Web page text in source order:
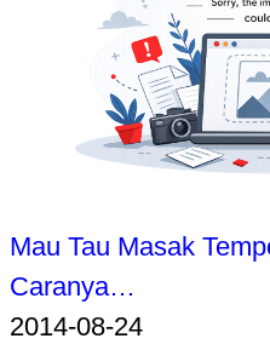
Mau Tau Masak
Caranya…
2014-08-24